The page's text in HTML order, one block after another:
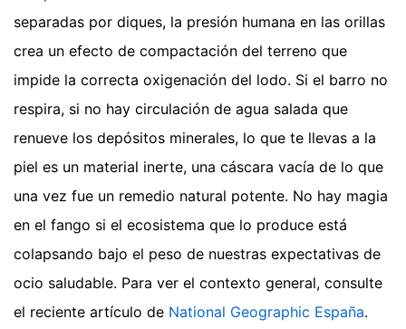
separadas por diques, la presión humana en las orillas
crea un efecto de compactación del terreno que
impide la correcta oxigenación del lodo. Si el barro no
respira, si no hay circulación de agua salada que
renueve los depósitos minerales, lo que te llevas a la
piel es un material inerte, una cáscara vacía de lo que
una vez fue un remedio natural potente. No hay magia
en el fango si el ecosistema que lo produce está
colapsando bajo el peso de nuestras expectativas de
ocio saludable. Para ver el contexto general, consulte
el reciente artículo de National Geographic España.